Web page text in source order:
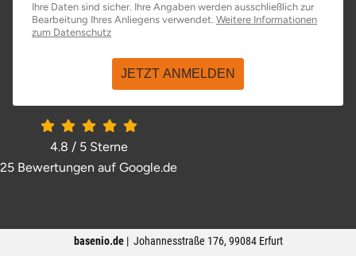
Ihre Daten sind sicher. Ihre Angaben werden ausschließlich zur
Bearbeitung Ihres Anliegens verwendet. Weitere Informationen
zum Datenschutzöffnet in neuem Fenster
JETZT ANMELDEN
4.8 / 5Sterne
25 Bewertungen auf Google.de
basenio.de| Johannesstraße 176, 99084 Erfurt